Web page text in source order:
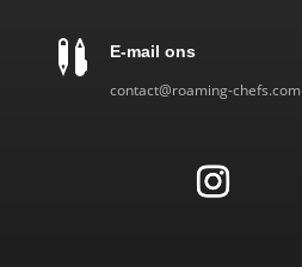
 E-mail ons
contact@roaming-chefs.com